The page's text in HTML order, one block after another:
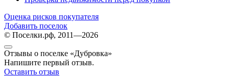
Оценка рисков покупателя
Добавить поселок
© Поселки.рф, 2011—2026
Отзывы о поселке «Дубровка»
Напишите первый отзыв.
Оставить отзыв